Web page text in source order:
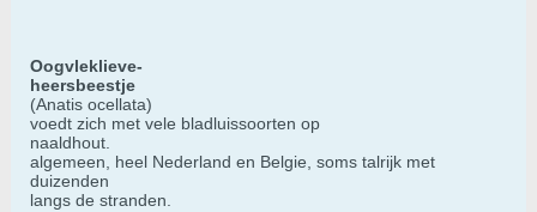
Oogvleklieve-
heersbeestje
(Anatis ocellata)
voedt zich met vele bladluissoorten op
naaldhout.
algemeen, heel Nederland en Belgie, soms talrijk met
duizenden
langs de stranden.